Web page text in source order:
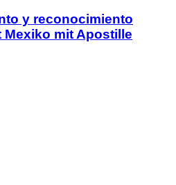
y reconocimiento
mit Apostille